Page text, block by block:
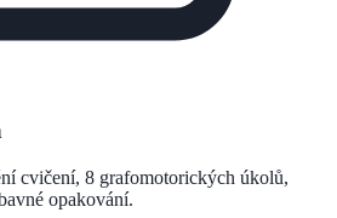
cvičení, 8 grafomotorických úkolů,
opakování.